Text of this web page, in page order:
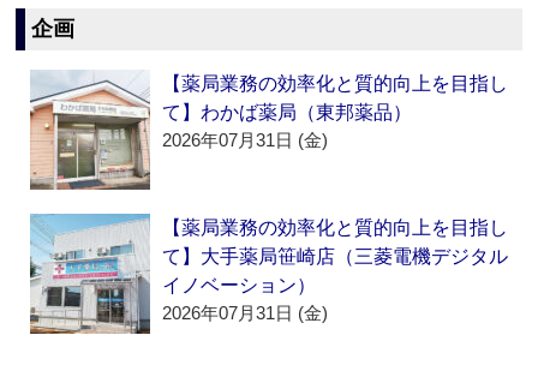
企画
【薬局業務の効率化と質的向上を目指し
て】わかば薬局（東邦薬品）
2026年07月31日 (金)
【薬局業務の効率化と質的向上を目指し
て】大手薬局笹崎店（三菱電機デジタル
イノベーション）
2026年07月31日 (金)